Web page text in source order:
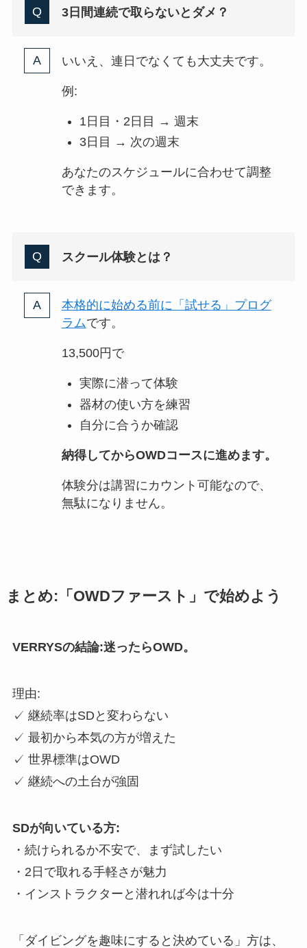
3日間連続で取らないとダメ？
いいえ、連日でなくても大丈夫です。
例:
1日目・2日目 → 週末
3日目 → 次の週末
あなたのスケジュールに合わせて調整
できます。
スクール体験とは？
本格的に始める前に「試せる」プログ
ラムです。
13,500円で
実際に潜って体験
器材の使い方を練習
自分に合うか確認
納得してからOWDコースに進めます。
体験分は講習にカウント可能なので、
無駄になりません。
まとめ:「OWDファースト」で始めよう
VERRYSの結論:迷ったらOWD。
理由:
✓ 継続率はSDと変わらない
✓ 最初から本気の方が増えた
✓ 世界標準はOWD
✓ 継続への土台が強固
SDが向いている方:
・続けられるか不安で、まず試したい
・2日で取れる手軽さが魅力
・インストラクターと潜れれば今は十分
「ダイビングを趣味にすると決めている」方は、